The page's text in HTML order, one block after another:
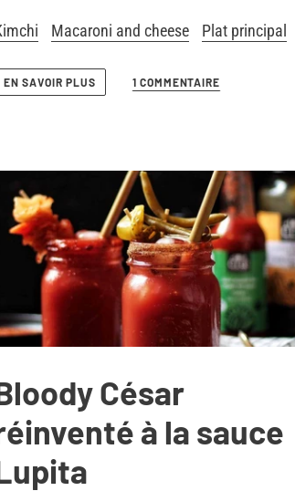
Macaroni and cheese Plat principal
EN SAVOIR PLUS 1 COMMENTAIRE
César
à la sauce